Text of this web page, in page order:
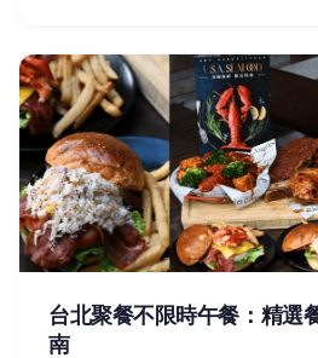
台北聚餐不限時午餐：精選
南